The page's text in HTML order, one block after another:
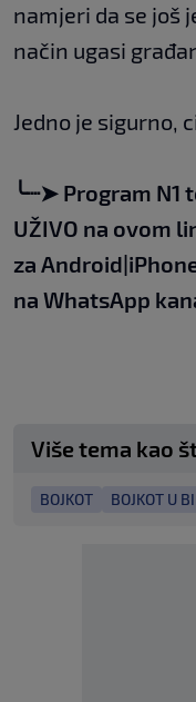
namjeri da se još
način ugasi
Jedno je sigurno,
╰┈➤ Program N1
UŽIVO na ovom
za Android
na WhatsApp
Više tema kao
BOJKOT BOJKOT U